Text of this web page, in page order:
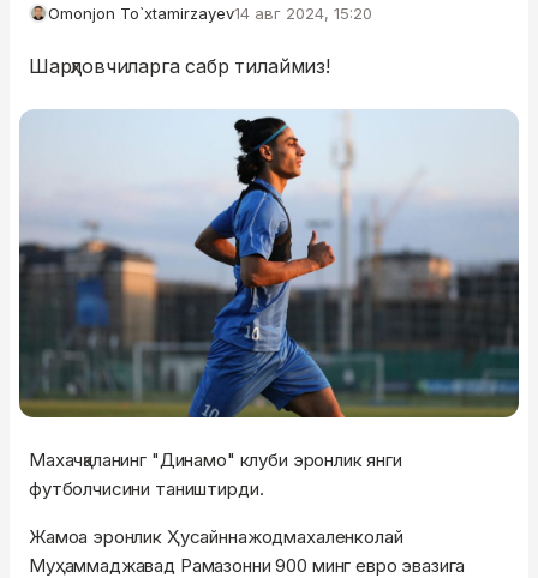
Omonjon To`xtamirzayev14 авг 2024, 15:20
Шарҳловчиларга сабр тилаймиз!
Махачқаланинг "Динамо" клуби эронлик янги
футболчисини таништирди.
Жамоа эронлик Ҳусайннажодмахаленколай
Муҳаммаджавад Рамазонни 900 минг евро эвазига